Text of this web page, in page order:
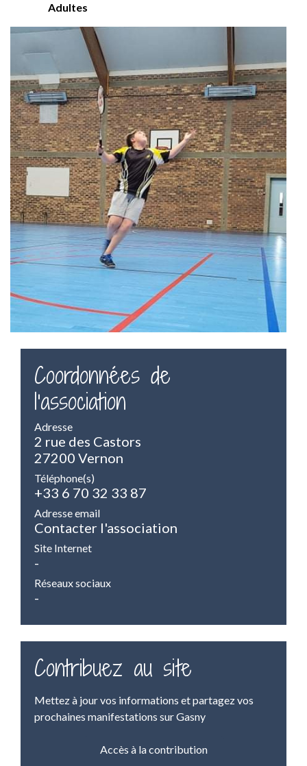
Adultes
Coordonnées de
l'association
Adresse
2 rue des Castors
27200 Vernon
Téléphone(s)
+33 6 70 32 33 87
Adresse email
Contacter l'association
Site Internet
-
Réseaux sociaux
-
Contribuez au site
Mettez à jour vos informations et partagez vos
prochaines manifestations sur Gasny
Accès à la contribution